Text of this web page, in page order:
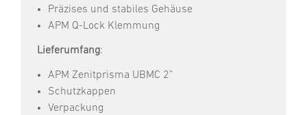
Präzises und stabiles Gehäuse
APM Q-Lock Klemmung
Lieferumfang:
APM Zenitprisma UBMC 2"
Schutzkappen
Verpackung